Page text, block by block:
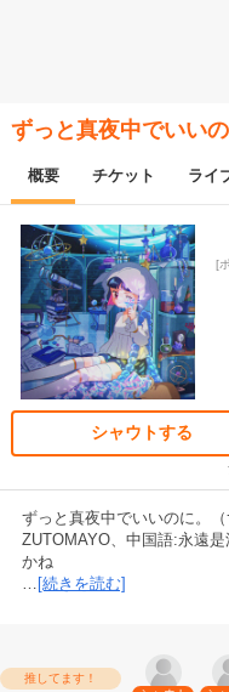
ずっと真夜中でいいの
概要 チケット ライ
シャウトする
ずっと真夜中でいいのに。
ZUTOMAYO、中国語:永遠
かね
… [続きを読む]
推してます！